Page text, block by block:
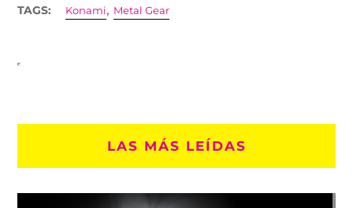
TAGS: Konami, Metal Gear
LAS MÁS LEÍDAS